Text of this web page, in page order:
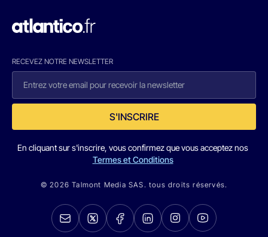
RECEVEZ NOTRE NEWSLETTER
S'INSCRIRE
En cliquant sur s'inscrire, vous confirmez que vous acceptez nos
Termes et Conditions
© 2026 Talmont Media SAS. tous droits réservés.